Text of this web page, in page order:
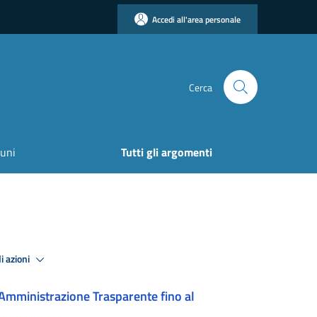
Accedi all'area personale
Cerca
Tutti gli argomenti
azioni
Trasparente fino al